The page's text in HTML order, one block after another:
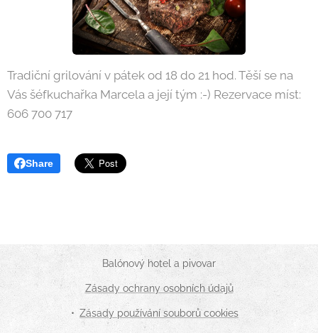
Tradiční grilování v pátek od 18 do 21 hod. Těší se na
Vás šéfkuchařka Marcela a její tým :-) Rezervace míst:
606 700 717
Share
Balónový hotel a pivovar
Zásady ochrany osobních údajů
Zásady používání souborů cookies